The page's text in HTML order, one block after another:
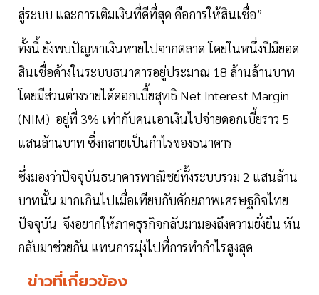
สู่ระบบ และการเติมเงินที่ดีที่สุด คือการให้สินเชื่อ”
ทั้งนี้ ยังพบปัญหาเงินหายไปจากตลาด โดยในหนึ่งปีมียอด
สินเชื่อค้างในระบบธนาคารอยู่ประมาณ 18 ล้านล้านบาท
โดยมีส่วนต่างรายได้ดอกเบี้ยสุทธิ Net Interest Margin
(NIM) อยู่ที่ 3% เท่ากับคนเอาเงินไปจ่ายดอกเบี้ยราว 5
แสนล้านบาท ซึ่งกลายเป็นกำไรของธนาคาร
ซึ่งมองว่าปัจจุบันธนาคารพาณิชย์ทั้งระบบรวม 2 แสนล้าน
บาทนั้น มากเกินไปเมื่อเทียบกับศักยภาพเศรษฐกิจไทย
ปัจจุบัน จึงอยากให้ภาคธุรกิจกลับมามองถึงความยั่งยืน หัน
กลับมาช่วยกัน แทนการมุ่งไปที่การทำกำไรสูงสุด
ข่าวที่เกี่ยวข้อง